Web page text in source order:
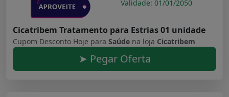
Validade: 01/01/2050
Cicatribem Tratamento para Estrias 01 unidade
Cupom Desconto Hoje para Saúde na loja Cicatribem
➤ Pegar Oferta